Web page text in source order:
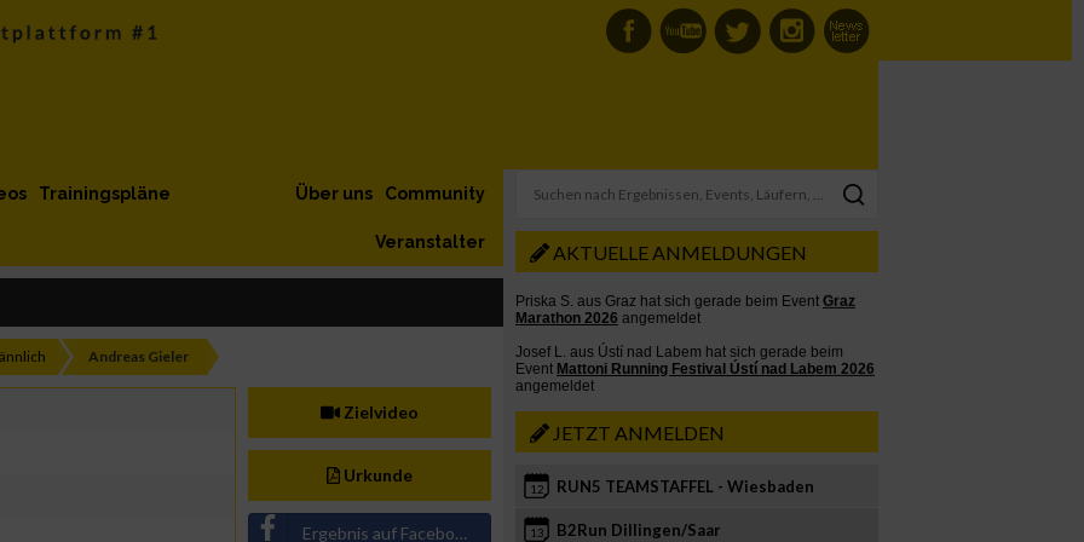
Trainingspläne Community
Über uns
Veranstalter
Andreas Gieler
Zielvideo
Urkunde
Ergebnis auf Facebook teilen
AKTUELLE ANMELDUNGEN
JETZT ANMELDEN
12 RUN5 TEAMSTAFFEL - Wiesbaden
13 B2Run Dillingen/Saar